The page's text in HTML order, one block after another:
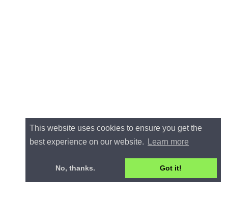
This website uses cookies to ensure you get the
best experience on our website.
Learn more
No, thanks. Got it!